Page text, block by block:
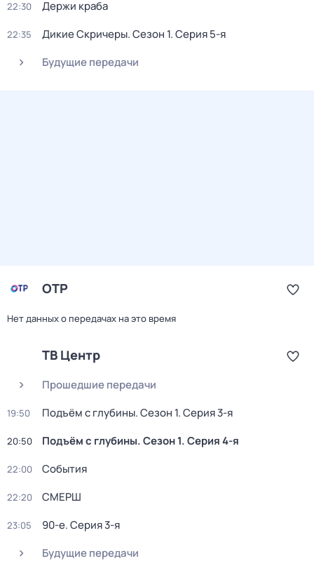
22:30 Держи краба
22:35 Дикие Скричеры. Сезон 1. Серия 5-я
Будущие передачи
ОТР
Нет данных о передачах на это время
ТВ Центр
Прошедшие передачи
19:50 Подъём с глубины. Сезон 1. Серия 3-я
20:50 Подъём с глубины. Сезон 1. Серия 4-я
22:00 События
22:20 СМЕРШ
23:05 90-е. Серия 3-я
Будущие передачи